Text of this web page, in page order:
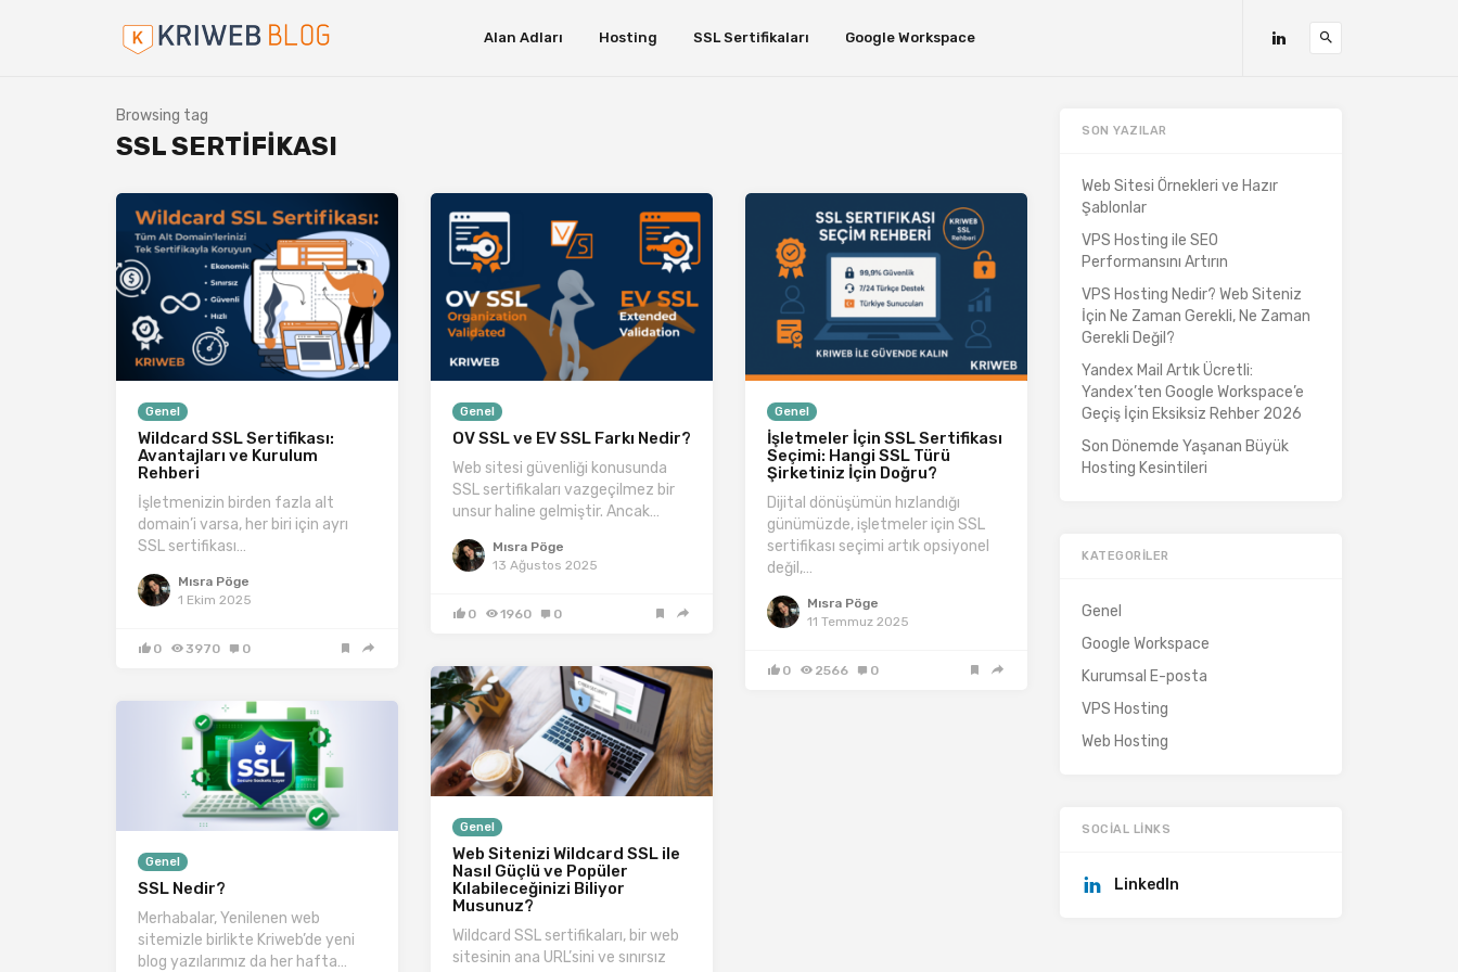
Alan Adları Hosting SSL Sertifikaları Google Workspace
Browsing tag
SSL SERTIFIKASI
Genel
Wildcard SSL Sertifikası:
Avantajları ve Kurulum
Rehberi
İşletmenizin birden fazla alt
domain’i varsa, her biri için ayrı
SSL sertifikası…
Mısra Pöge
1 Ekim 2025
0 3970 0
Genel
OV SSL ve EV SSL Farkı Nedir?
Web sitesi güvenliği konusunda
SSL sertifikaları vazgeçilmez bir
unsur haline gelmiştir. Ancak…
Mısra Pöge
13 Ağustos 2025
0 1960 0
Genel
İşletmeler İçin SSL Sertifikası
Seçimi: Hangi SSL Türü
Şirketiniz İçin Doğru?
Dijital dönüşümün hızlandığı
günümüzde, işletmeler için SSL
sertifikası seçimi artık opsiyonel
değil,…
Mısra Pöge
11 Temmuz 2025
0 2566 0
Genel
Web Sitenizi Wildcard SSL ile
Nasıl Güçlü ve Popüler
Kılabileceğinizi Biliyor
Musunuz?
Wildcard SSL sertifikaları, bir web
sitesinin ana URL’sini ve sınırsız
Genel
SSL Nedir?
Merhabalar, Yenilenen web
sitemizle birlikte Kriweb’de yeni
blog yazılarımız da her hafta…
SON YAZILAR
Web Sitesi Örnekleri ve Hazır
Şablonlar
VPS Hosting ile SEO
Performansını Artırın
VPS Hosting Nedir? Web Siteniz
İçin Ne Zaman Gerekli, Ne Zaman
Gerekli Değil?
Yandex Mail Artık Ücretli:
Yandex’ten Google Workspace’e
Geçiş İçin Eksiksiz Rehber 2026
Son Dönemde Yaşanan Büyük
Hosting Kesintileri
KATEGORILER
Genel
Google Workspace
Kurumsal E-posta
VPS Hosting
Web Hosting
SOCIAL LINKS
LinkedIn